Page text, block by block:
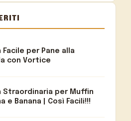
Facile per Pane alla
con Vortice
Straordinaria per Muffin
e Banana | Così Facili!!!